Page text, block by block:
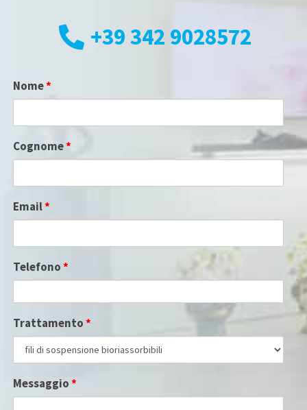
+39 342 9028572
Nome*
Cognome*
Email*
Telefono*
Trattamento*
Messaggio*